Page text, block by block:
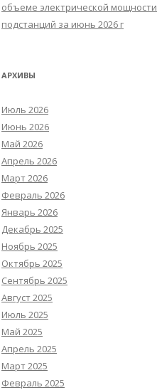
объеме электрической мощности
подстанций за июнь 2026 г
АРХИВЫ
Июль 2026
Июнь 2026
Май 2026
Апрель 2026
Март 2026
Февраль 2026
Январь 2026
Декабрь 2025
Ноябрь 2025
Октябрь 2025
Сентябрь 2025
Август 2025
Июль 2025
Май 2025
Апрель 2025
Март 2025
Февраль 2025